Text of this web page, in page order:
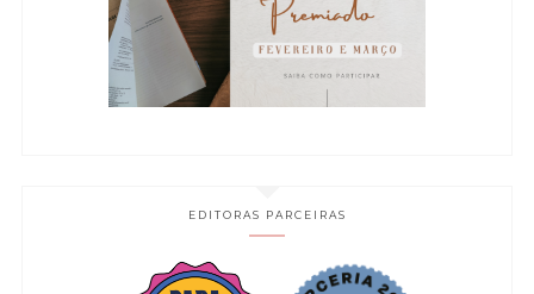
EDITORAS PARCEIRAS